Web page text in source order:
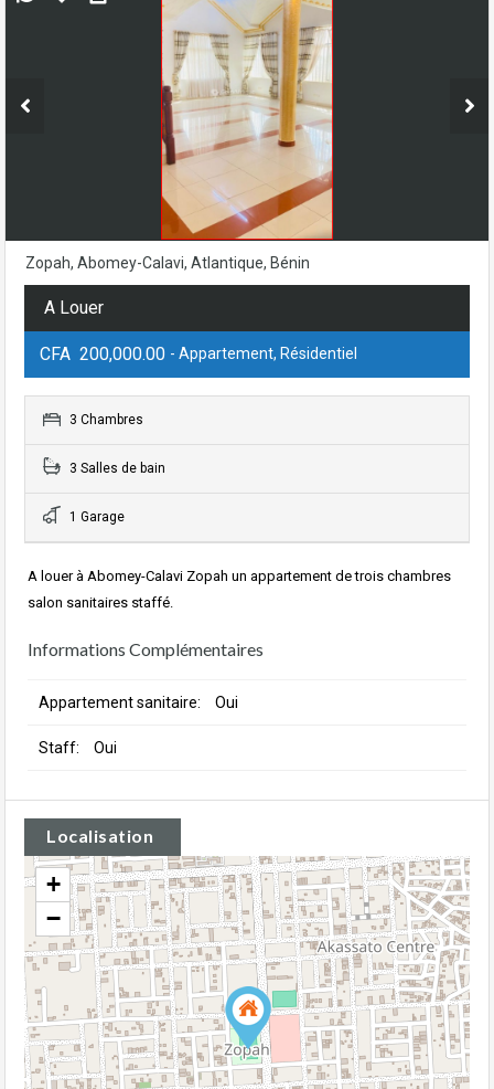
Zopah, Abomey-Calavi, Atlantique, Bénin
A Louer
CFA 200,000.00 - Appartement, Résidentiel
3 Chambres
3 Salles de bain
1 Garage
A louer à Abomey-Calavi Zopah un appartement de trois chambres
salon sanitaires staffé.
Informations Complémentaires
Appartement sanitaire: Oui
Staff: Oui
Localisation
+
−